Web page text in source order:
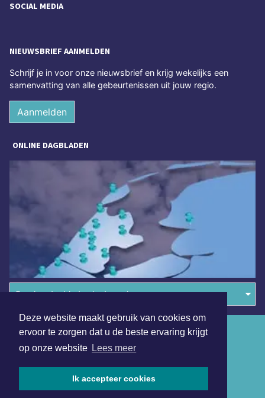
Deze website maakt gebruik van cookies om
ervoor te zorgen dat u de beste ervaring krijgt
op onze website Lees meer
Ik accepteer cookies
SOCIAL MEDIA
NIEUWSBRIEF AANMELDEN
Schrijf je in voor onze nieuwsbrief en krijg wekelijks een
samenvatting van alle gebeurtenissen uit jouw regio.
Aanmelden
ONLINE DAGBLADEN
Overige dagbladen in de regio
Algemene voorwaarden
Disclaimer